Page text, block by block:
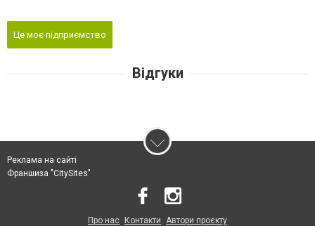
Це моє підприємство
Відгуки
Реклама на сайті
Франшиза "CitySites"
Про нас Контакти Автори проєкту